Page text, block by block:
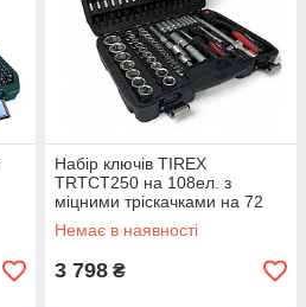
Набір ключів TIREX
TRTCT250 на 108ел. з
міцними тріскачками на 72
зуби
Немає в наявності
3 798 ₴